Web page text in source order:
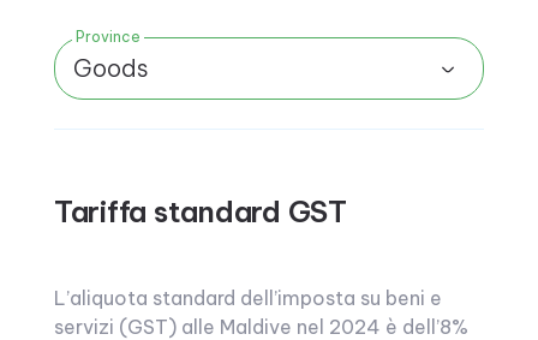
Province
Goods
Tariffa standard GST
L’aliquota standard dell’imposta su beni e
servizi (GST) alle Maldive nel 2024 è dell’8%